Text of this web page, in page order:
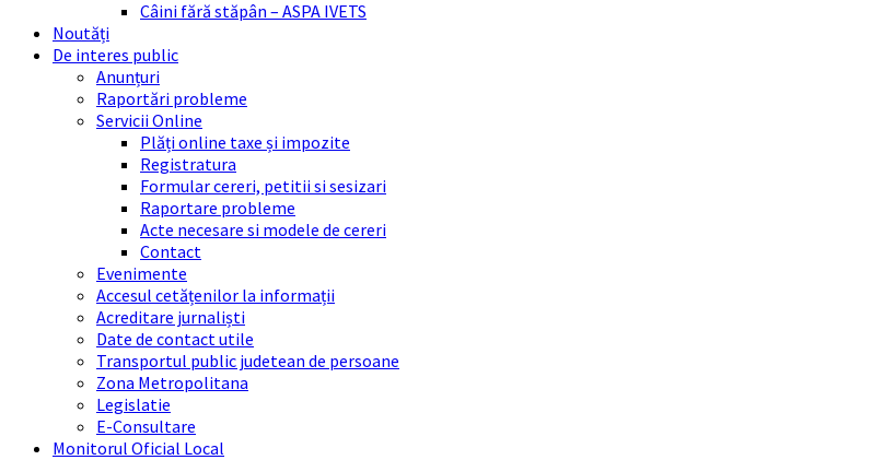
Câini fără stăpân – ASPA IVETS
Noutăți
De interes public
Anunțuri
Raportări probleme
Servicii Online
Plăți online taxe și impozite
Registratura
Formular cereri, petitii si sesizari
Raportare probleme
Acte necesare si modele de cereri
Contact
Evenimente
Accesul cetățenilor la informații
Acreditare jurnaliști
Date de contact utile
Transportul public judetean de persoane
Zona Metropolitana
Legislatie
E-Consultare
Monitorul Oficial Local